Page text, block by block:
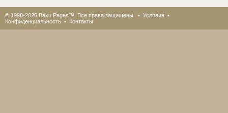
© 1998-2026 Baku Pages™. Все права защищены • Условия •
Конфиденциальность • Контакты